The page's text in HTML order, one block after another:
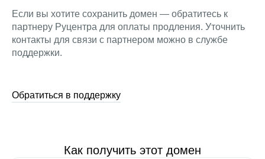
Если вы хотите сохранить домен — обратитесь к
партнеру Руцентра для оплаты продления. Уточнить
контакты для связи с партнером можно в службе
поддержки.
Обратиться в поддержку
Как получить этот домен